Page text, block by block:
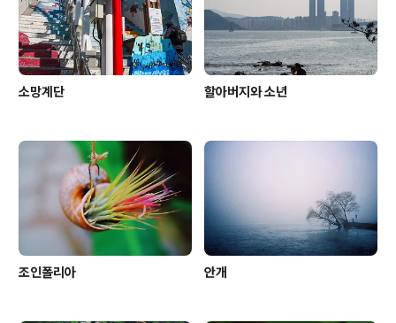
소망계단 할아버지와 소년
조인폴리아 안개